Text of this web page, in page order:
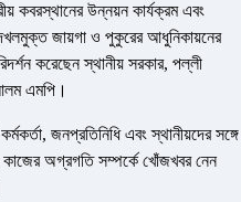
কবরস্থানের উন্নয়ন কার্যক্রম এবং
দখলমুক্ত জায়গা ও পুকুরের আধুনিকায়নের
করেছেন স্থানীয় সরকার, পল্লী
এমপি।
জনপ্রতিনিধি এবং স্থানীয়দের সঙ্গে
অগ্রগতি সম্পর্কে খোঁজখবর নেন